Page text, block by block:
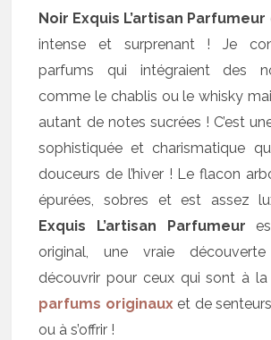
Noir Exquis L’artisan Parfumeur
intense et surprenant ! Je
parfums qui intégraient des
comme le chablis ou le whisky
autant de notes sucrées ! C’est
sophistiquée et charismatique
douceurs de l’hiver ! Le flacon
épurées, sobres et est assez
Exquis L’artisan Parfumeur
original, une vraie
découvrir pour ceux qui sont à la
parfums originauxet de
ou à s’offrir !